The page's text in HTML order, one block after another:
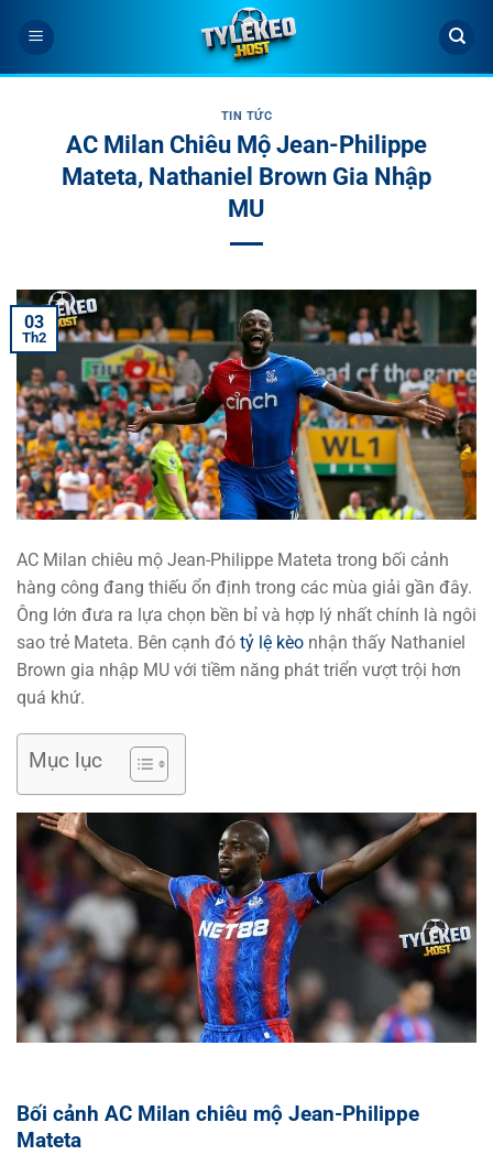
qua
nội
TIN TỨC
AC Milan Chiêu Mộ Jean-Philippe
Mateta, Nathaniel Brown Gia Nhập
MU
03
Th2
AC Milan chiêu mộ Jean-Philippe Mateta trong bối cảnh
hàng công đang thiếu ổn định trong các mùa giải gần đây.
Ông lớn đưa ra lựa chọn bền bỉ và hợp lý nhất chính là ngôi
sao trẻ Mateta. Bên cạnh đó tỷ lệ kèo nhận thấy Nathaniel
Brown gia nhập MU với tiềm năng phát triển vượt trội hơn
quá khứ.
Mục lục
Bối cảnh AC Milan chiêu mộ Jean-Philippe
Mateta